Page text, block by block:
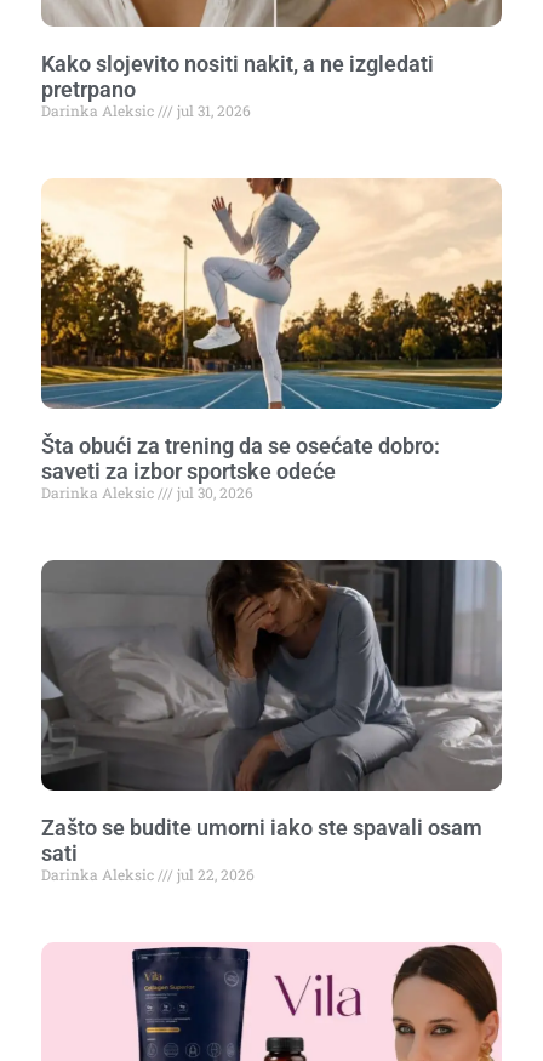
Kako slojevito nositi nakit, a ne izgledati
pretrpano
Darinka Aleksic jul 31, 2026
Šta obući za trening da se osećate dobro:
saveti za izbor sportske odeće
Darinka Aleksic jul 30, 2026
Zašto se budite umorni iako ste spavali osam
sati
Darinka Aleksic jul 22, 2026